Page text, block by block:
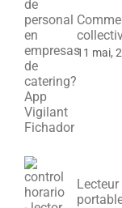
11 mai,
Lecteur